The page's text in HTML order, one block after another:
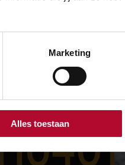
Marketing
Alles toestaan